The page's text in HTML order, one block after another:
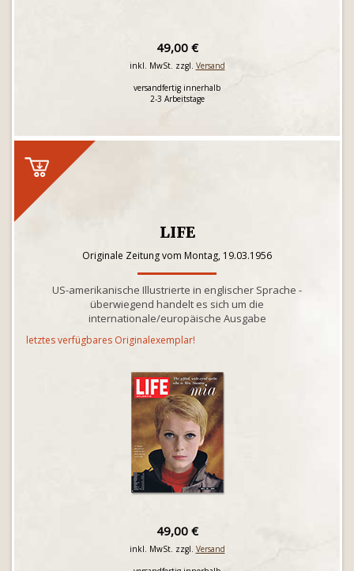
49,00 €
inkl. MwSt. zzgl. Versand
versandfertig innerhalb
2-3 Arbeitstage
LIFE
Originale Zeitung vom Montag, 19.03.1956
US-amerikanische Illustrierte in englischer Sprache -
überwiegend handelt es sich um die
internationale/europäische Ausgabe
letztes verfügbares Originalexemplar!
49,00 €
inkl. MwSt. zzgl. Versand